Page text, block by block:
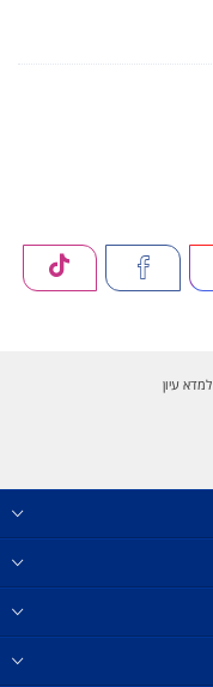
למדא עיון